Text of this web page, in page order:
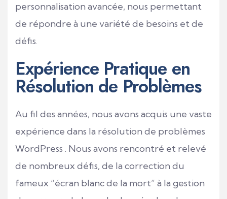
personnalisation avancée, nous permettant
de répondre à une variété de besoins et de
défis.
Expérience Pratique en
Résolution de Problèmes
Au fil des années, nous avons acquis une vaste
expérience dans la résolution de problèmes
WordPress . Nous avons rencontré et relevé
de nombreux défis, de la correction du
fameux “écran blanc de la mort” à la gestion